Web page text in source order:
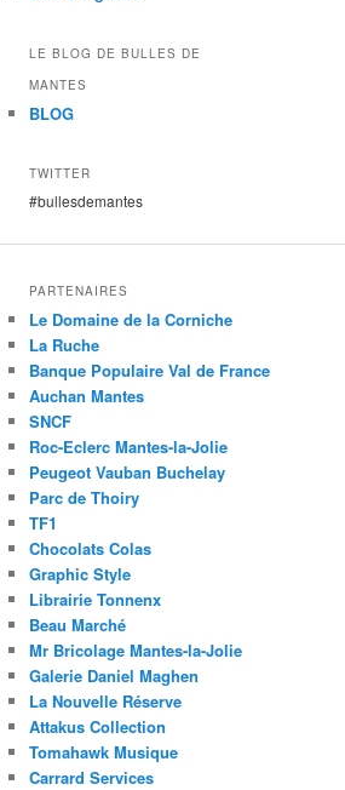
LE BLOG DE BULLES DE
MANTES
BLOG
TWITTER
#bullesdemantes
PARTENAIRES
Le Domaine de la Corniche
La Ruche
Banque Populaire Val de France
Auchan Mantes
SNCF
Roc-Eclerc Mantes-la-Jolie
Peugeot Vauban Buchelay
Parc de Thoiry
TF1
Chocolats Colas
Graphic Style
Librairie Tonnenx
Beau Marché
Mr Bricolage Mantes-la-Jolie
Galerie Daniel Maghen
La Nouvelle Réserve
Attakus Collection
Tomahawk Musique
Carrard Services